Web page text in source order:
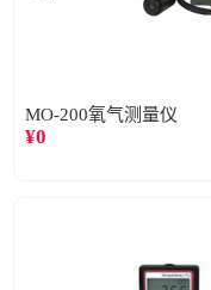
MO-200氧气测量仪
¥0